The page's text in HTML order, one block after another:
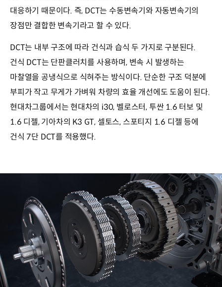
대응하기 때문이다. 즉, DCT는 수동변속기와 자동변속기의
장점만 결합한 변속기라고 할 수 있다.
DCT는 내부 구조에 따라 건식과 습식 두 가지로 구분된다.
건식 DCT는 단판클러치를 사용하며, 변속 시 발생하는
마찰열을 공냉식으로 식혀주는 방식이다. 단순한 구조 덕분에
부피가 작고 무게가 가벼워 차량의 효율 개선에도 도움이 된다.
현대차그룹에서는 현대차의 i30, 벨로스터, 투싼 1.6 터보 및
1.6 디젤, 기아차의 K3 GT, 셀토스, 스포티지 1.6 디젤 등에
건식 7단 DCT를 적용했다.